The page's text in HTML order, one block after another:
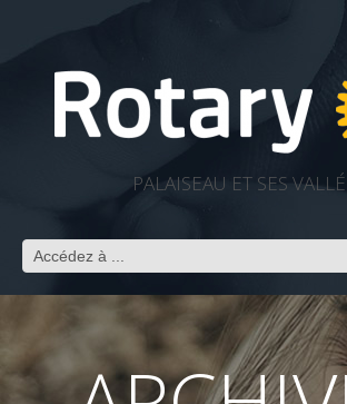
PALAISEAU ET SES